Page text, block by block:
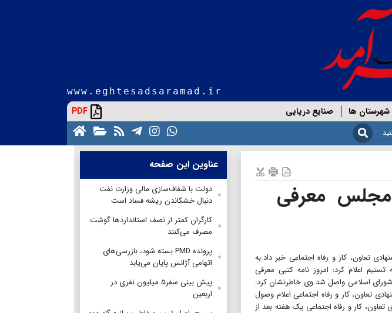
www.eghtesadsaramad.ir
شهرستان ها صنایع دریایی PDF
مجلس معرفی
تعاون، کار و رفاه اجتماعی خبر داد.به
اعلام کرد: امروز نامه کتبی معرفی
شورای اسلامی واصل شد.وی خاطرنشان کرد:
تعاون، کار و رفاه اجتماعی اعلام وصول
کار و ‌رفاه اجتماعی یک هفته بعد از
عناوین این صفحه
دولت با شفاف‌سازی مالی وزارت نفت
دنبال خشکاندن ریشه فساد است
کارگران کمتر از نصف استانداردها گوشت
مصرف می‌کنند
پرونده PMD بسته شود، بازرسی‌های
اتهامی آژانس پایان می‌یابد
پیش بینی سفر۵ میلیون نفری در
اربعین